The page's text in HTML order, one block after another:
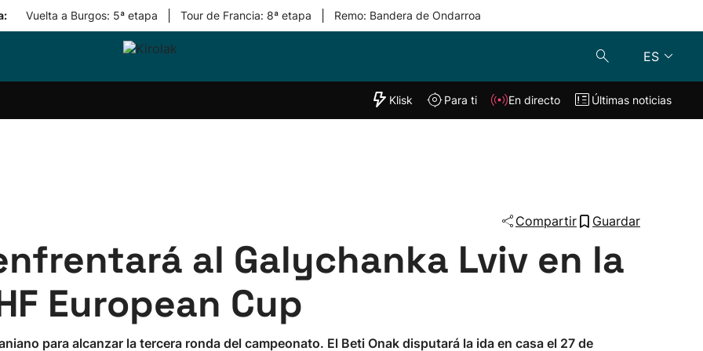
Vuelta a Burgos: 5ª etapa Tour de Francia: 8ª etapa Remo: Bandera de Ondarroa
ES
Equipos
"Helmuga"
Klisk En directo
Klisk Para ti En directo Últimas noticias
Compartir Guardar
al Galychanka Lviv en la
European Cup
para alcanzar la tercera ronda del campeonato. El Beti Onak disputará la ida en casa el 27 de